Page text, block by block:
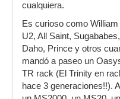
cualquiera.
Es curioso como
U2, All Saint,
Daho, Prince y otros
mandó a paseo un
TR rack (El Trinity en
hace 3 generaciones!!).